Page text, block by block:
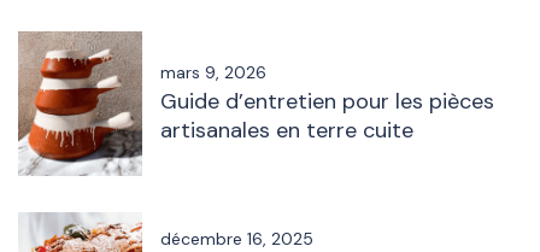
mars 9, 2026
Guide d’entretien pour les pièces
artisanales en terre cuite
décembre 16, 2025